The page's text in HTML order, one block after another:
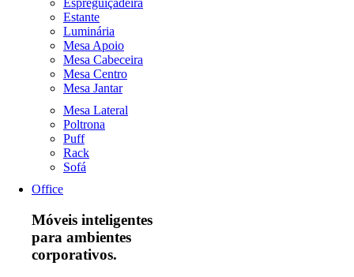
Espreguiçadeira
Estante
Luminária
Mesa Apoio
Mesa Cabeceira
Mesa Centro
Mesa Jantar
Mesa Lateral
Poltrona
Puff
Rack
Sofá
Office
Móveis inteligentes
para ambientes
corporativos.